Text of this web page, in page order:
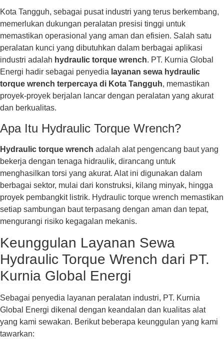
Kota Tangguh, sebagai pusat industri yang terus berkembang,
memerlukan dukungan peralatan presisi tinggi untuk
memastikan operasional yang aman dan efisien. Salah satu
peralatan kunci yang dibutuhkan dalam berbagai aplikasi
industri adalah hydraulic torque wrench. PT. Kurnia Global
Energi hadir sebagai penyedia layanan sewa hydraulic
torque wrench terpercaya di Kota Tangguh, memastikan
proyek-proyek berjalan lancar dengan peralatan yang akurat
dan berkualitas.
Apa Itu Hydraulic Torque Wrench?
Hydraulic torque wrench adalah alat pengencang baut yang
bekerja dengan tenaga hidraulik, dirancang untuk
menghasilkan torsi yang akurat. Alat ini digunakan dalam
berbagai sektor, mulai dari konstruksi, kilang minyak, hingga
proyek pembangkit listrik. Hydraulic torque wrench memastikan
setiap sambungan baut terpasang dengan aman dan tepat,
mengurangi risiko kegagalan mekanis.
Keunggulan Layanan Sewa
Hydraulic Torque Wrench dari PT.
Kurnia Global Energi
Sebagai penyedia layanan peralatan industri, PT. Kurnia
Global Energi dikenal dengan keandalan dan kualitas alat
yang kami sewakan. Berikut beberapa keunggulan yang kami
tawarkan: